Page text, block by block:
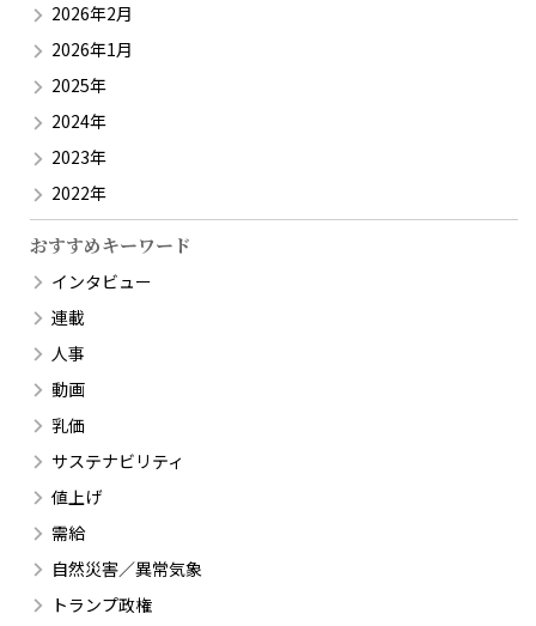
2026年2月
2026年1月
2025年
2024年
2023年
2022年
おすすめキーワード
インタビュー
連載
人事
動画
乳価
サステナビリティ
値上げ
需給
自然災害／異常気象
トランプ政権